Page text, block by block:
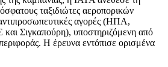
ταξιδιώτες αεροπορικών
αγορές (ΗΠΑ,
Σιγκαπούρη), υποστηριζόμενη από
Η έρευνα εντόπισε ορισμένα